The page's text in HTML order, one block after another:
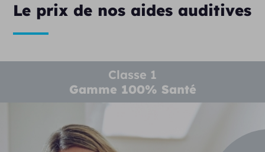
Le prix de nos aides auditives
Classe 1
Gamme 100% Santé